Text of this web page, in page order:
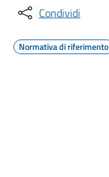
Condividi
Normativa di riferimento